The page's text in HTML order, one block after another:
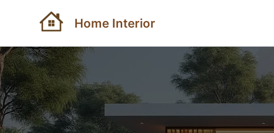
Home Interior